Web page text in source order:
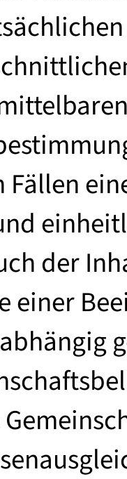
Fällen
der
einer